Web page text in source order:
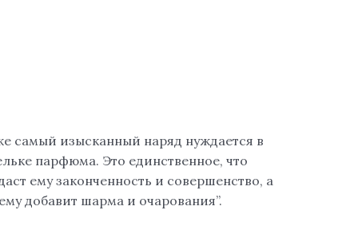
самый изысканный наряд нуждается в
парфюма. Это единственное, что
ему законченность и совершенство, а
добавит шарма и очарования”.